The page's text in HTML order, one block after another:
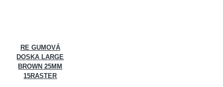
RE GUMOVÁ
DOSKA LARGE
BROWN 25MM
15RASTER